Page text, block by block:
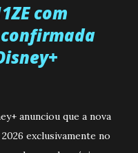
com
anunciou que a nova
exclusivamente no